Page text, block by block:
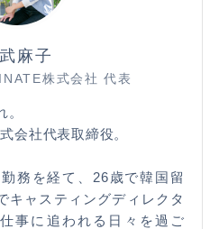
麻子
株式会社 代表
会社代表取締役。
務を経て、26歳で韓国留
キャスティングディレクタ
事に追われる日々を過ご